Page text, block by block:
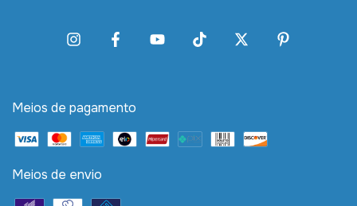
Meios de pagamento
Meios de envio